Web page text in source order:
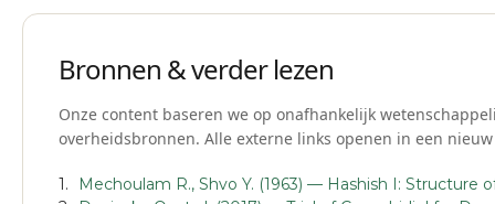
Bronnen & verder lezen
Onze content baseren we op onafhankelijk
overheidsbronnen. Alle externe links openen in een
Mechoulam R., Shvo Y. (1963) — Hashish I: Structure